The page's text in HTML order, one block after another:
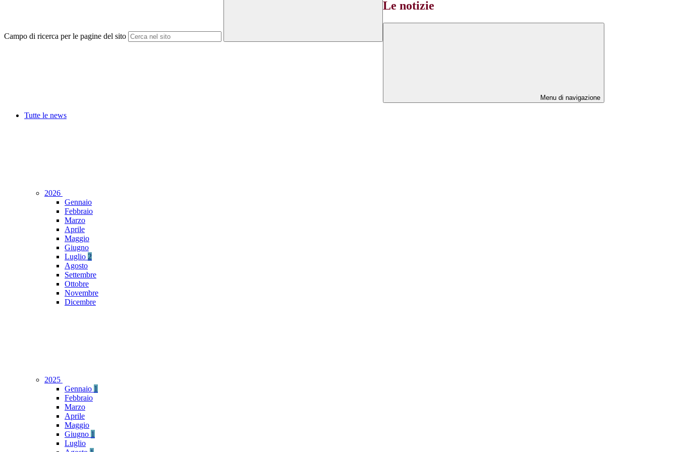
Campo di ricerca per le pagine del sito
Le notizie
Menu di navigazione
Tutte le news
2026
Gennaio
Febbraio
Marzo
Aprile
Maggio
Giugno
Luglio 2
Agosto
Settembre
Ottobre
Novembre
Dicembre
2025
Gennaio 1
Febbraio
Marzo
Aprile
Maggio
Giugno 1
Luglio